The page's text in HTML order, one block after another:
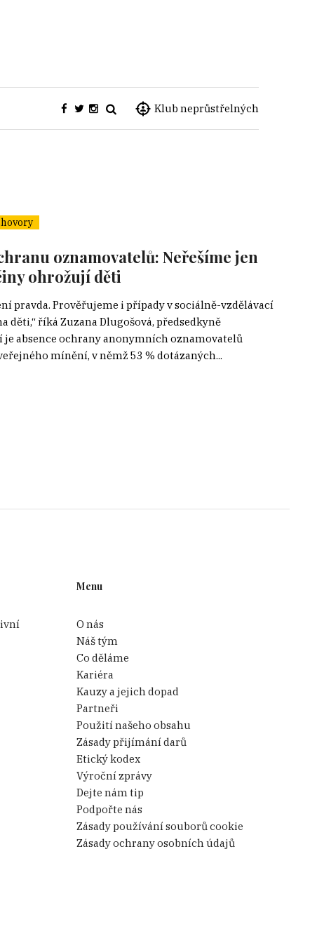
Klub neprůstřelných
oznamovatelů: Neřešíme jen
ohrožují děti
pravda. Prověřujeme i případy v sociálně-vzdělávací
děti,“ říká Zuzana Dlugošová, předsedkyně
absence ochrany anonymních oznamovatelů
mínění, v němž 53 % dotázaných...
Menu
O nás
Náš tým
Co děláme
Kariéra
Kauzy a jejich dopad
Partneři
Použití našeho obsahu
Zásady přijímání darů
Etický kodex
Výroční zprávy
Dejte nám tip
Podpořte nás
Zásady používání souborů cookie
Zásady ochrany osobních údajů